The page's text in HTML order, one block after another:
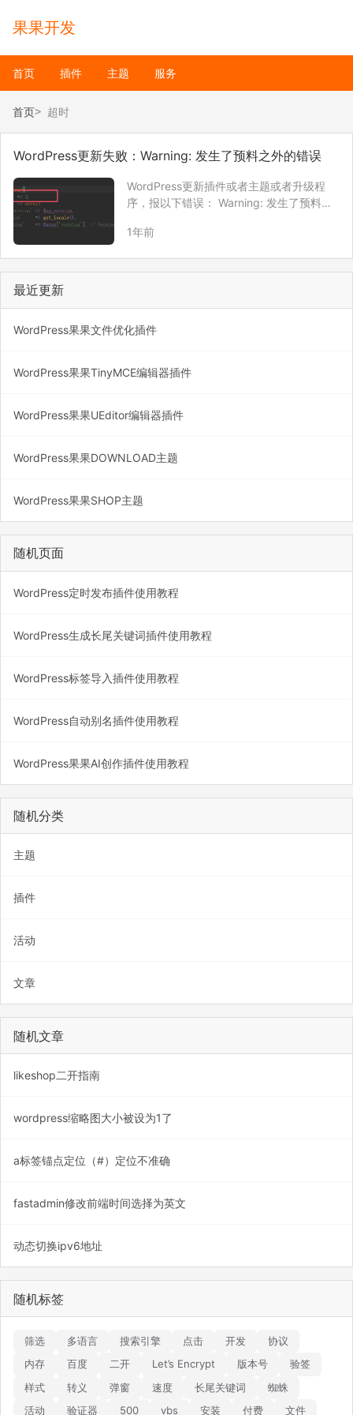
果果开发
首页 插件 主题 服务
首页 超时
WordPress更新失败：Warning: 发生了预料之外的错误
WordPress更新插件或者主题或者升级程
序，报以下错误： Warning: 发生了预料之
的配置可能出了一些问题。如果您持续遇到
1年前
最近更新
WordPress果果文件优化插件
WordPress果果TinyMCE编辑器插件
WordPress果果UEditor编辑器插件
WordPress果果DOWNLOAD主题
WordPress果果SHOP主题
随机页面
WordPress定时发布插件使用教程
WordPress生成长尾关键词插件使用教程
WordPress标签导入插件使用教程
WordPress自动别名插件使用教程
WordPress果果AI创作插件使用教程
随机分类
主题
插件
活动
文章
随机文章
likeshop二开指南
wordpress缩略图大小被设为1了
a标签锚点定位（#）定位不准确
fastadmin修改前端时间选择为英文
动态切换ipv6地址
随机标签
筛选 多语言 搜索引擎 点击 开发
协议
内存
百度 二开 Let’s Encrypt 版本号
验签
样式
转义 弹窗 速度 长尾关键词
蜘蛛
活动
验证器 500 vbs 安装 付费 文件